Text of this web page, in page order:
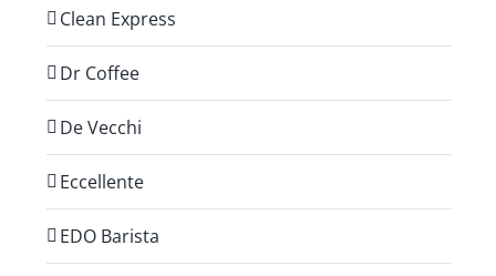
Clean Express
Dr Coffee
De Vecchi
Eccellente
EDO Barista